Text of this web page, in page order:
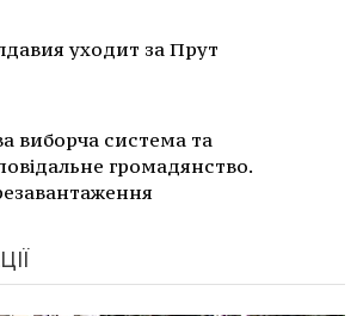
уходит за Прут
виборча система та
громадянство.